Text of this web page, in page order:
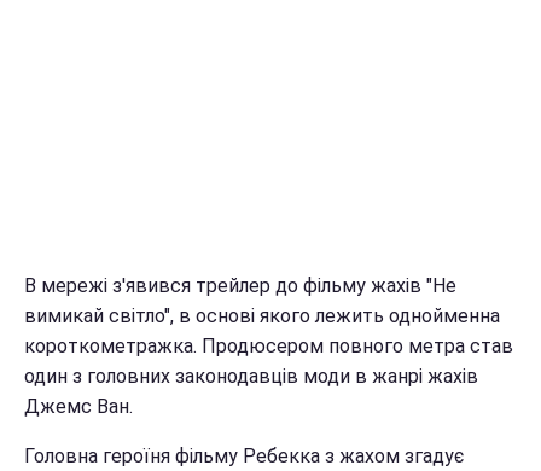
В мережі з'явився трейлер до фільму жахів "Не
вимикай світло", в основі якого лежить однойменна
короткометражка. Продюсером повного метра став
один з головних законодавців моди в жанрі жахів
Джемс Ван.
Головна героїня фільму Ребекка з жахом згадує